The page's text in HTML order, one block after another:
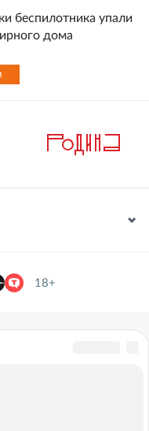
беспилотника упали
дома
18+